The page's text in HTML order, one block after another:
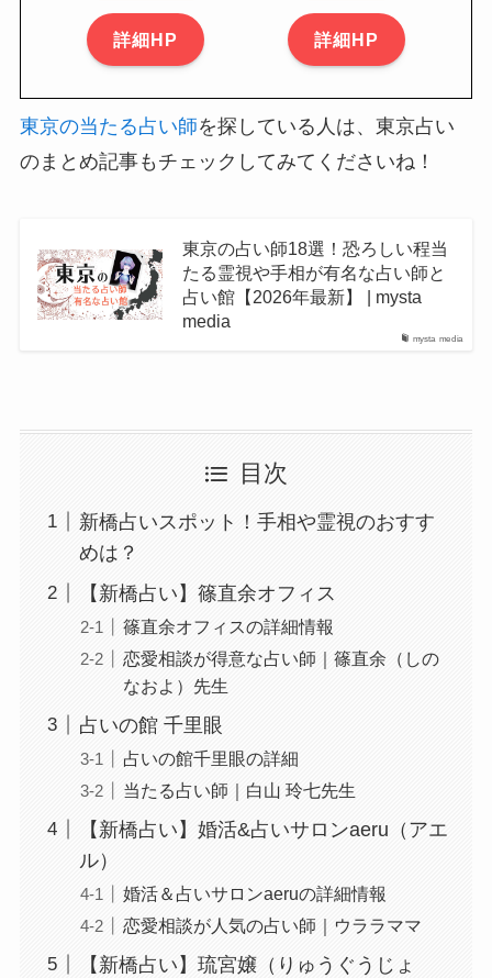
詳細HP 詳細HP
東京の当たる占い師を探している人は、東京占い
のまとめ記事もチェックしてみてくださいね！
mysta media
東京の占い師18選！恐ろしい程当
たる霊視や手相が有名な占い師と
占い館【2026年最新】 | mysta
media
目次
新橋占いスポット！手相や霊視のおすす
めは？
【新橋占い】篠直余オフィス
篠直余オフィスの詳細情報
恋愛相談が得意な占い師｜篠直余（しの
なおよ）先生
占いの館 千里眼
占いの館千里眼の詳細
当たる占い師｜白山 玲七先生
【新橋占い】婚活&占いサロンaeru（アエ
ル）
婚活＆占いサロンaeruの詳細情報
恋愛相談が人気の占い師｜ウララママ
【新橋占い】琉宮嬢（りゅうぐうじょ